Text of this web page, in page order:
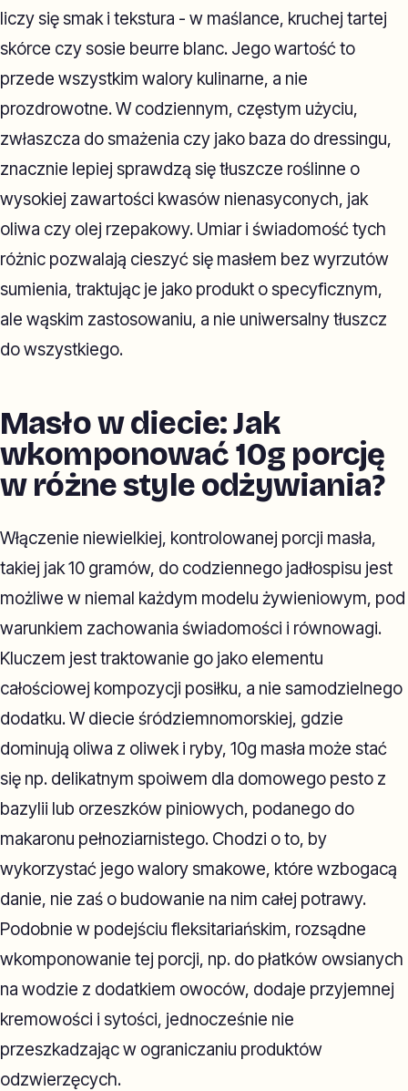
liczy się smak i tekstura - w maślance, kruchej tartej
skórce czy sosie beurre blanc. Jego wartość to
przede wszystkim walory kulinarne, a nie
prozdrowotne. W codziennym, częstym użyciu,
zwłaszcza do smażenia czy jako baza do dressingu,
znacznie lepiej sprawdzą się tłuszcze roślinne o
wysokiej zawartości kwasów nienasyconych, jak
oliwa czy olej rzepakowy. Umiar i świadomość tych
różnic pozwalają cieszyć się masłem bez wyrzutów
sumienia, traktując je jako produkt o specyficznym,
ale wąskim zastosowaniu, a nie uniwersalny tłuszcz
do wszystkiego.
Masło w diecie: Jak
wkomponować 10g porcję
w różne style odżywiania?
Włączenie niewielkiej, kontrolowanej porcji masła,
takiej jak 10 gramów, do codziennego jadłospisu jest
możliwe w niemal każdym modelu żywieniowym, pod
warunkiem zachowania świadomości i równowagi.
Kluczem jest traktowanie go jako elementu
całościowej kompozycji posiłku, a nie samodzielnego
dodatku. W diecie śródziemnomorskiej, gdzie
dominują oliwa z oliwek i ryby, 10g masła może stać
się np. delikatnym spoiwem dla domowego pesto z
bazylii lub orzeszków piniowych, podanego do
makaronu pełnoziarnistego. Chodzi o to, by
wykorzystać jego walory smakowe, które wzbogacą
danie, nie zaś o budowanie na nim całej potrawy.
Podobnie w podejściu fleksitariańskim, rozsądne
wkomponowanie tej porcji, np. do płatków owsianych
na wodzie z dodatkiem owoców, dodaje przyjemnej
kremowości i sytości, jednocześnie nie
przeszkadzając w ograniczaniu produktów
odzwierzęcych.